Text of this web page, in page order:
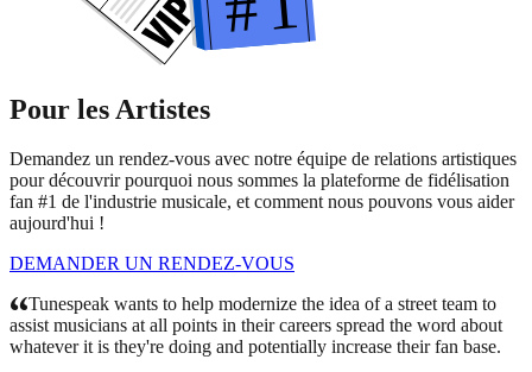
Pour les Artistes
Demandez un rendez-vous avec notre équipe de relations artistiques
pour découvrir pourquoi nous sommes la plateforme de fidélisation
fan #1 de l'industrie musicale, et comment nous pouvons vous aider
aujourd'hui !
DEMANDER UN RENDEZ-VOUS
Tunespeak wants to help modernize the idea of a street team to
assist musicians at all points in their careers spread the word about
whatever it is they're doing and potentially increase their fan base.